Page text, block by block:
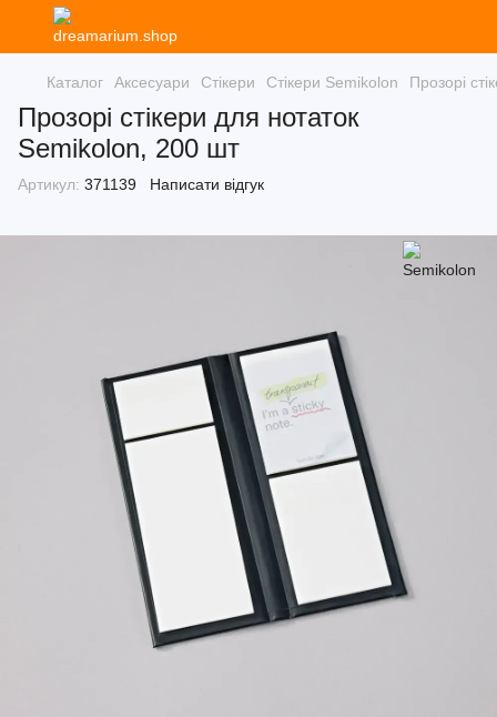
Каталог Аксесуари Стікери Стікери Semikolon Прозорі
Прозорі стікери для нотаток
Semikolon, 200 шт
Артикул: 371139 Написати відгук